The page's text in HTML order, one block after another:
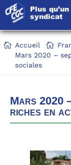
Plus qu’un
syndicat
Accueil
Mars 2020 –
sociales
Mars 2020
riches en